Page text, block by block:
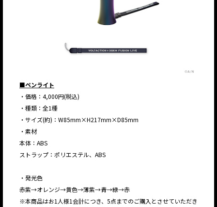
■ペンライト
・価格：4,000円(税込)
・種類：全1種
・サイズ(約)：W85mm×H217mm×D85mm
・素材
本体：ABS
ストラップ：ポリエステル、ABS
・発光色
赤紫→オレンジ→黄色→薄紫→青→緑→赤
※本商品はお1人様1会計につき、5点までのご購入とさせていただき